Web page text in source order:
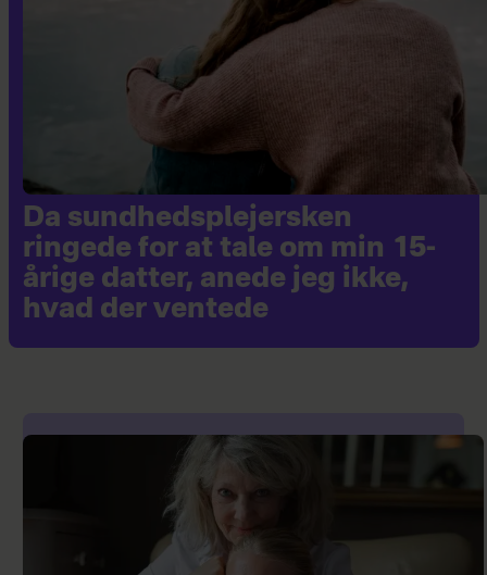
Da sundhedsplejersken
ringede for at tale om min 15-
årige datter, anede jeg ikke,
hvad der ventede